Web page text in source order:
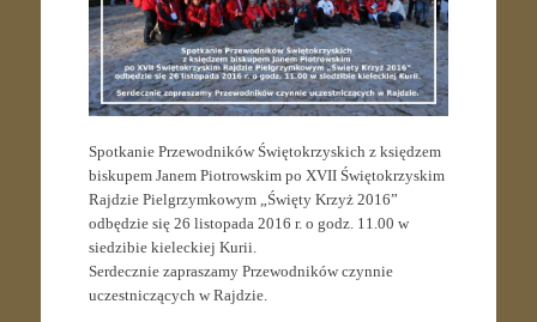
Spotkanie Przewodników Świętokrzyskich z księdzem
biskupem Janem Piotrowskim po XVII Świętokrzyskim
Rajdzie Pielgrzymkowym „Święty Krzyż 2016”
odbędzie się 26 listopada 2016 r. o godz. 11.00 w
siedzibie kieleckiej Kurii.
Serdecznie zapraszamy Przewodników czynnie
uczestniczących w Rajdzie.